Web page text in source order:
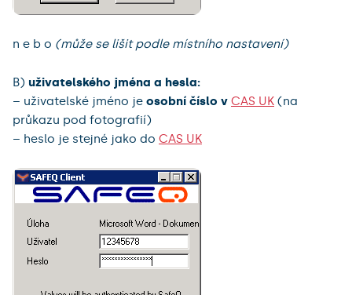
n e b o (může se lišit podle místního nastavení)
B) uživatelského jména a hesla:
– uživatelské jméno je osobní číslo v CAS UK (na
průkazu pod fotografií)
– heslo je stejné jako do CAS UK